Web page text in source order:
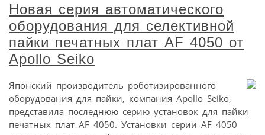
Новая серия автоматического
оборудования для селективной
пайки печатных плат AF 4050 от
Apollo Seiko
Японский производитель роботизированного
оборудования для пайки, компания Apollo Seiko,
представила последнюю серию установок для пайки
печатных плат AF 4050. Установки серии AF 4050